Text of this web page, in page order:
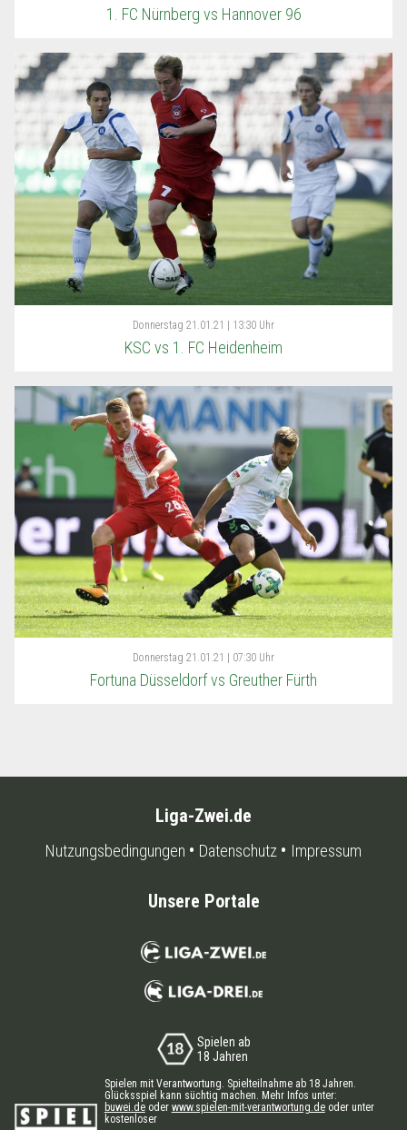
1. FC Nürnberg vs Hannover 96
Donnerstag 21.01.21 | 13:30 Uhr
KSC vs 1. FC Heidenheim
Donnerstag 21.01.21 | 07:30 Uhr
Fortuna Düsseldorf vs Greuther Fürth
Liga-Zwei.de
Nutzungsbedingungen Datenschutz Impressum
Unsere Portale
Spielen ab
18 Jahren
Spielen mit Verantwortung. Spielteilnahme ab 18 Jahren.
Glücksspiel kann süchtig machen. Mehr Infos unter:
buwei.deoder www.spielen-mit-verantwortung.deoder unter
kostenloser